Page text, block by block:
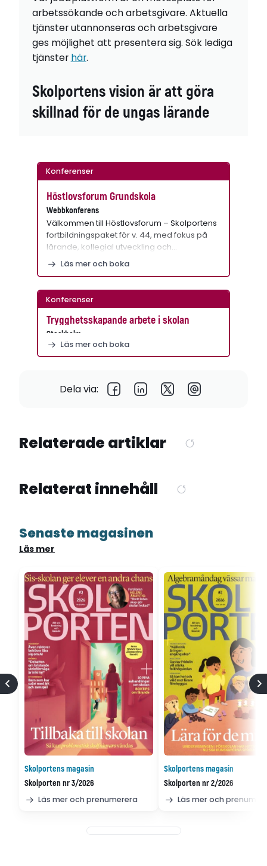
arbetssökande och arbetsgivare. Aktuella
tjänster utannonseras och arbetsgivare
ges möjlighet att presentera sig. Sök lediga
tjänster här.
Skolportens vision är att göra
skillnad för de ungas lärande
Konferenser
Höstlovsforum Grundskola
Webbkonferens
Välkommen till Höstlovsforum – Skolportens
fortbildningspaket för v. 44, med fokus på
lärande, kollegial utveckling och…
Läs mer och boka
Konferenser
Trygghetsskapande arbete i skolan
Stockholm
Läs mer och boka
Dela via:
Relaterade artiklar
Relaterat innehåll
Senaste magasinen
Läs mer
Skolportens magasin
Skolporten nr 3/2026
Läs mer och prenumerera
Skolportens magasin
Skolporten nr 2/2026
Läs mer och